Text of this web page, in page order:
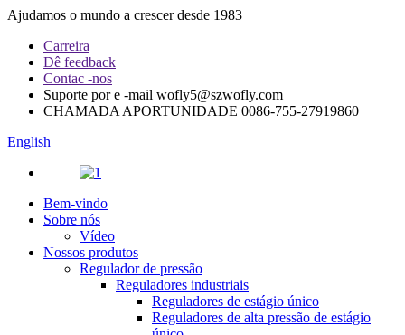
Ajudamos o mundo a crescer desde 1983
Carreira
Dê feedback
Contac -nos
Suporte por e -mail wofly5@szwofly.com
CHAMADA APORTUNIDADE 0086-755-27919860
English
Bem-vindo
Sobre nós
Vídeo
Nossos produtos
Regulador de pressão
Reguladores industriais
Reguladores de estágio único
Reguladores de alta pressão de estágio